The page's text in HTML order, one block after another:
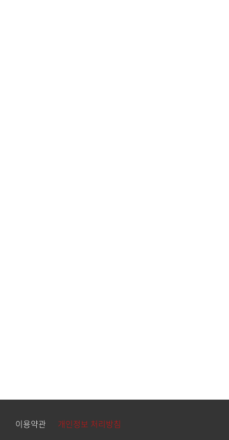
이용약관 개인정보 처리방침